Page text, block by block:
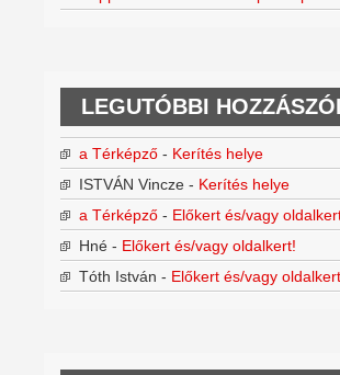
LEGUTÓBBI
a Térképző - Kerítés helye
ISTVÁN Vincze - Kerítés helye
a Térképző - Előkert és/vagy
Hné - Előkert és/vagy oldalkert!
Tóth István - Előkert és/vagy